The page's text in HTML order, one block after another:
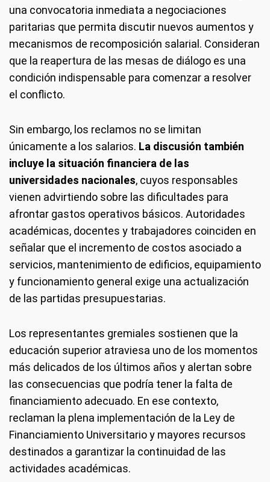
una convocatoria inmediata a negociaciones
paritarias que permita discutir nuevos aumentos y
mecanismos de recomposición salarial. Consideran
que la reapertura de las mesas de diálogo es una
condición indispensable para comenzar a resolver
el conflicto.
Sin embargo, los reclamos no se limitan
únicamente a los salarios. La discusión también
incluye la situación financiera de las
universidades nacionales, cuyos responsables
vienen advirtiendo sobre las dificultades para
afrontar gastos operativos básicos. Autoridades
académicas, docentes y trabajadores coinciden en
señalar que el incremento de costos asociado a
servicios, mantenimiento de edificios, equipamiento
y funcionamiento general exige una actualización
de las partidas presupuestarias.
Los representantes gremiales sostienen que la
educación superior atraviesa uno de los momentos
más delicados de los últimos años y alertan sobre
las consecuencias que podría tener la falta de
financiamiento adecuado. En ese contexto,
reclaman la plena implementación de la Ley de
Financiamiento Universitario y mayores recursos
destinados a garantizar la continuidad de las
actividades académicas.